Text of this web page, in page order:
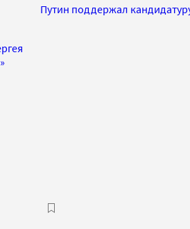
Путин поддержал